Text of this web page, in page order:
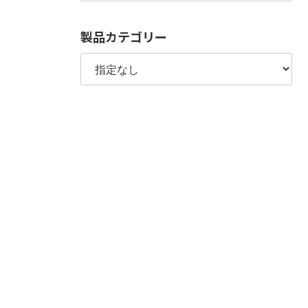
製品カテゴリー